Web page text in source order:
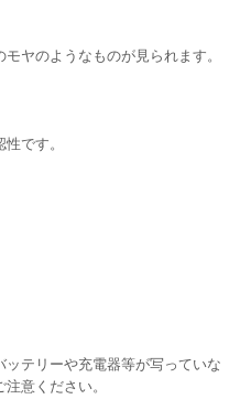
ヤのようなものが見られます。
です。
テリーや充電器等が写っていな
意ください。